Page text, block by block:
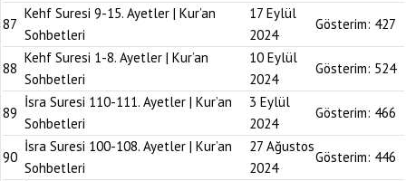
87
Kehf Suresi 9-15. Ayetler | Kur’an
Sohbetleri
17 Eylül
2024
Gösterim: 427
88
Kehf Suresi 1-8. Ayetler | Kur’an
Sohbetleri
10 Eylül
2024
Gösterim: 524
89
İsra Suresi 110-111. Ayetler | Kur’an
Sohbetleri
3 Eylül
2024
Gösterim: 466
90
İsra Suresi 100-108. Ayetler | Kur’an
Sohbetleri
27 Ağustos
2024
Gösterim: 446